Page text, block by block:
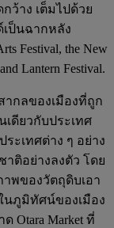
ว้าง เต็มไปด้วย
ป็นฉากหลัง
Festival, the New
Lantern Festival.
ากลของเมืองที่ถูก
ดียวกับประเทศ
ะเทศต่าง ๆ อย่าง
าติอย่างลงตัว โดย
พของวัตถุดิบเอา
นภูมิทัศน์ของเมือง
Otara Market ที่